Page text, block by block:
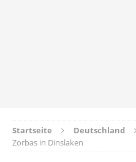
Startseite Deutschland
Zorbas in Dinslaken